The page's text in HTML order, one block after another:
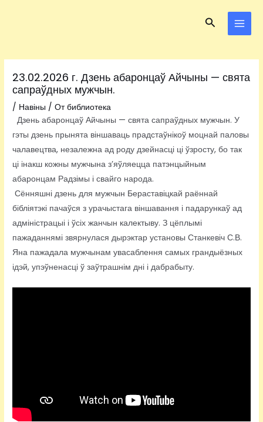
Поиск
23.02.2026 г. Дзень абаронцаў Айчыны — свята
сапраўдных мужчын.
/ Навіны / Отбиблиотека
Дзень абаронцаў Айчыны — свята сапраўдных мужчын. У
гэты дзень прынята віншаваць прадстаўнікоў моцнай паловы
чалавецтва, незалежна ад роду дзейнасці ці ўзросту, бо так
ці інакш кожны мужчына з’яўляецца патэнцыйным
абаронцам Радзімы і свайго народа.
Сённяшні дзень для мужчын Бераставіцкай раённай
бібліятэкі пачаўся з урачыстага віншавання і падарункаў ад
адміністрацыі і ўсіх жанчын калектыву. З цёплымі
пажаданнямі звярнулася дырэктар установы Станкевіч С.В.
Яна пажадала мужчынам увасаблення самых грандыёзных
ідэй, упэўненасці ў заўтрашнім дні і дабрабыту.